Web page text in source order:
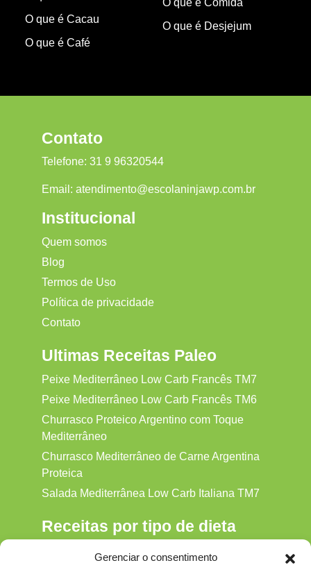
Gerenciar o consentimento
O que é Cacau
O que é Café
O que é Comida
O que é Desjejum
Contato
Telefone: 31 9 96320544
Email: atendimento@escolaninjawp.com.br
Institucional
Quem somos
Blog
Termos de Uso
Política de privacidade
Contato
Ultimas Receitas Paleo
Peixe Mediterrâneo Low Carb Francês TM7
Peixe Mediterrâneo Low Carb Francês TM6
Churrasco Proteico Argentino com Toque
Mediterrâneo
Churrasco Mediterrâneo de Carne Argentina
Proteica
Salada Mediterrânea Low Carb Italiana TM7
Receitas por tipo de dieta